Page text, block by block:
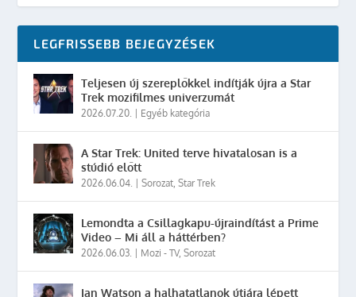
LEGFRISSEBB BEJEGYZÉSEK
Teljesen új szereplőkkel indítják újra a Star
Trek mozifilmes univerzumát
2026.07.20. Egyéb kategória
A Star Trek: United terve hivatalosan is a
stúdió előtt
2026.06.04. |Sorozat,Star Trek
Lemondta a Csillagkapu-újraindítást a Prime
Video – Mi áll a háttérben?
2026.06.03. Mozi - TV,Sorozat
Ian Watson a halhatatlanok útjára lépett